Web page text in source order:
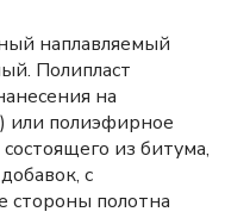
наплавляемый
Полипласт
на
или полиэфирное
из битума,
с
стороны полотна